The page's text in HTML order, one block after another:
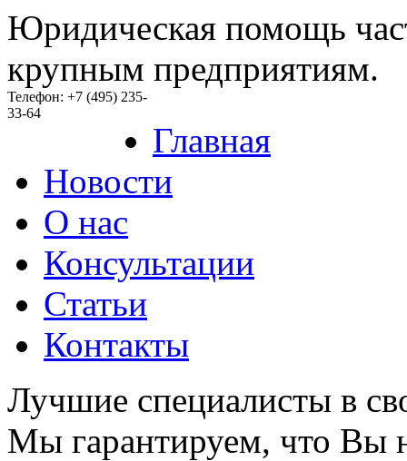
Юридическая помощь
крупным предприятиям.
Телефон: +7 (495) 235-
33-64
Главная
Новости
O нас
Консультации
Статьи
Контакты
Лучшие специалисты в
Мы гарантируем, что Вы